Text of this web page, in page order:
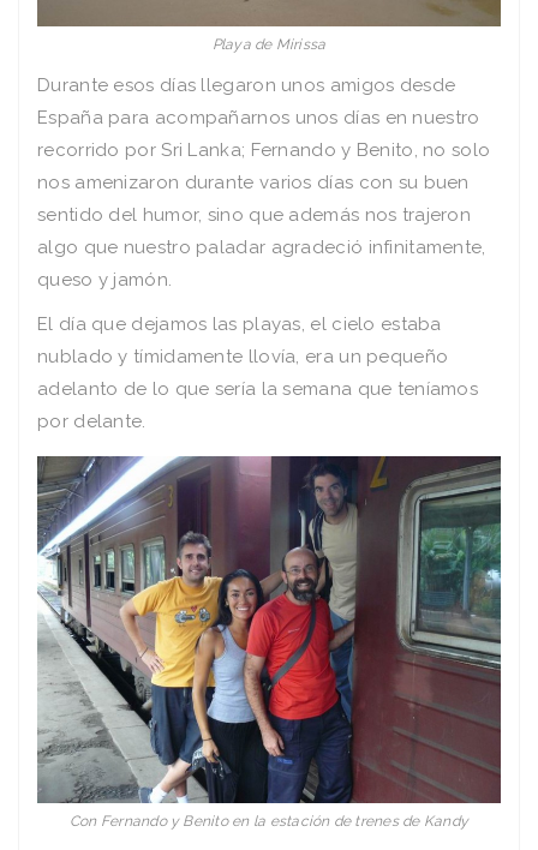
Playa de Mirissa
Durante esos días llegaron unos amigos desde
España para acompañarnos unos días en nuestro
recorrido por Sri Lanka; Fernando y Benito, no solo
nos amenizaron durante varios días con su buen
sentido del humor, sino que además nos trajeron
algo que nuestro paladar agradeció infinitamente,
queso y jamón.
El día que dejamos las playas, el cielo estaba
nublado y tímidamente llovía, era un pequeño
adelanto de lo que sería la semana que teníamos
por delante.
Con Fernando y Benito en la estación de trenes de Kandy